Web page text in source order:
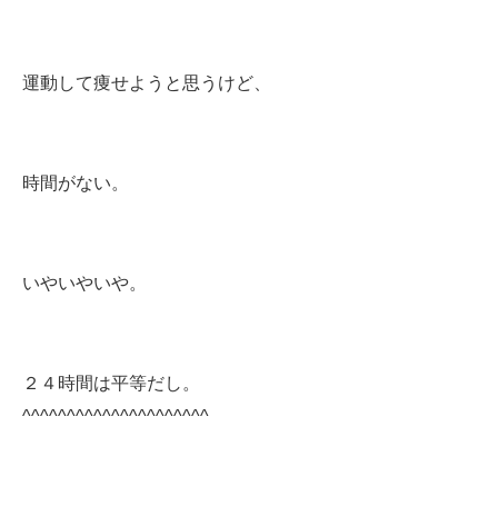
運動して痩せようと思うけど、
時間がない。
いやいやいや。
２４時間は平等だし。
^^^^^^^^^^^^^^^^^^^^^